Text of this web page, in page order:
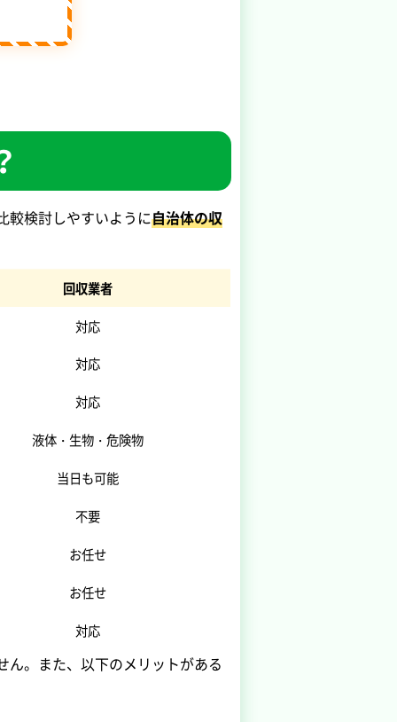
較検討しやすいように自治体の収
回収業者
対応
対応
対応
液体・生物・危険物
当日も可能
不要
お任せ
お任せ
対応
。また、以下のメリットがある